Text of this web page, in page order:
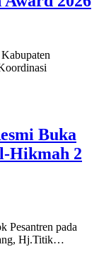
Buka
Hikmah 2
Pesantren pada
Hj.Titik…